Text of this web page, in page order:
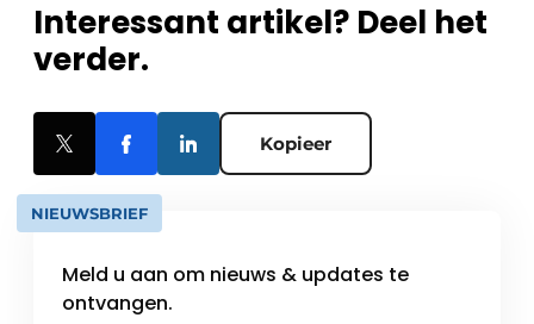
Interessant artikel? Deel het
verder.
Kopieer
NIEUWSBRIEF
Meld u aan om nieuws & updates te
ontvangen.